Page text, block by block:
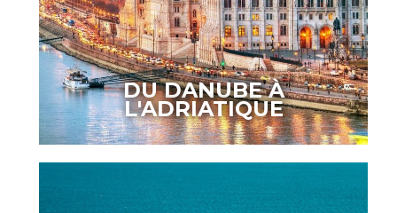
DU DANUBE À
L'ADRIATIQUE